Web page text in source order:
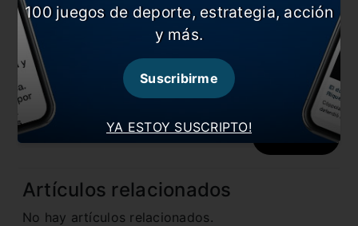
Correo electrónico
Artículos relacionados
No hay artículos relacionados.
YA ESTOY SUSCRIPTO!
100 juegos de deporte, estrategia, acción
y más.
Suscribirme